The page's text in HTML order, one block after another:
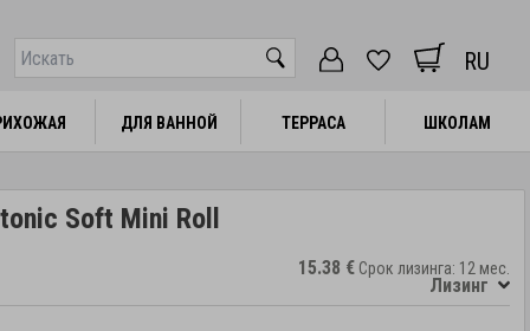
RU
ДЛЯ ВАННОЙ ТЕРРАСА ШКОЛАМ
ДЛЯ ВАННОЙ ТЕРРАСА ШКОЛАМ
Soft Mini Roll
15.38 € Срок лизинга: 12 мес.
Лизинг